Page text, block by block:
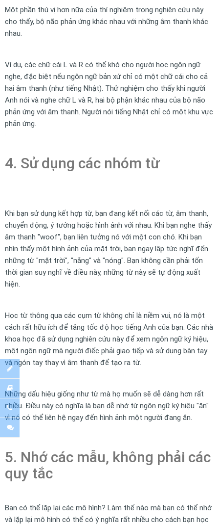
Một phần thú vị hơn nữa của thí nghiệm trong nghiên cứu này
cho thấy, bộ não phản ứng khác nhau với những âm thanh khác
nhau.
Ví dụ, các chữ cái L và R có thể khó cho người học ngôn ngữ
nghe, đặc biệt nếu ngôn ngữ bản xứ chỉ có một chữ cái cho cả
hai âm thanh (như tiếng Nhật). Thử nghiệm cho thấy khi người
Anh nói và nghe chữ L và R, hai bộ phận khác nhau của bộ não
phản ứng với âm thanh. Người nói tiếng Nhật chỉ có một khu vực
phản ứng.
4. Sử dụng các nhóm từ
Khi bạn sử dụng kết hợp từ, bạn đang kết nối các từ, âm thanh,
chuyển động, ý tưởng hoặc hình ảnh với nhau. Khi bạn nghe thấy
âm thanh "woof", bạn liên tưởng nó với một con chó. Khi bạn
nhìn thấy một hình ảnh của mặt trời, bạn ngay lập tức nghĩ đến
những từ "mặt trời", "nắng" và "nóng". Bạn không cần phải tốn
thời gian suy nghĩ về điều này, những từ này sẽ tự động xuất
hiện.
Học từ thông qua các cụm từ không chỉ là niềm vui, nó là một
cách rất hữu ích để tăng tốc độ học tiếng Anh của bạn. Các nhà
khoa học đã sử dụng nghiên cứu này để xem ngôn ngữ ký hiệu,
một ngôn ngữ mà người điếc phải giao tiếp và sử dụng bàn tay
và ngón tay thay vì âm thanh để tạo ra từ.
Những dấu hiệu giống như từ mà họ muốn sẽ dễ dàng hơn rất
nhiều. Điều này có nghĩa là bạn dễ nhớ từ ngôn ngữ ký hiệu "ăn"
vì nó có thể liên hệ ngay đến hình ảnh một người đang ăn.
5. Nhớ các mẫu, không phải các
quy tắc
Bạn có thể lặp lại các mô hình? Làm thế nào mà bạn có thể nhớ
và lặp lại mô hình có thể có ý nghĩa rất nhiều cho cách bạn học